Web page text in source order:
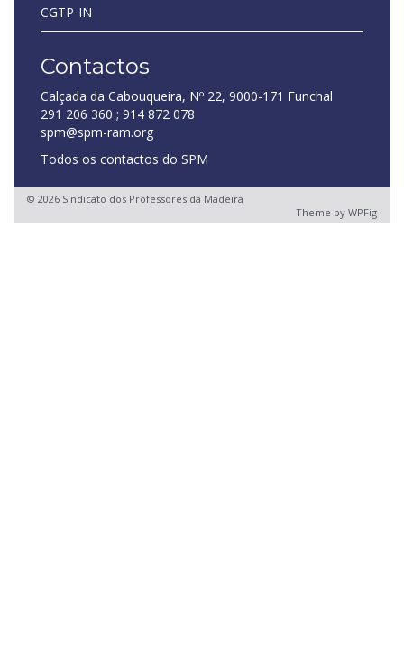
CGTP-IN
Contactos
Calçada da Cabouqueira, Nº 22, 9000-171 Funchal
291 206 360 ; 914 872 078
spm@spm-ram.org
Todos os contactos do SPM
© 2026 Sindicato dos Professores da Madeira
Theme by WPFig